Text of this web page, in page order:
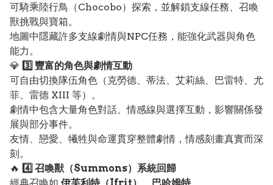
可騎乘陸行鳥（Chocobo）探索，並解鎖支線任務、召喚
獸挑戰與寶箱。
地圖中隱藏許多支線劇情與NPC任務，能強化武器與角色
能力。
💎 3️⃣ 豐富的角色與劇情互動
可自由切換隊伍角色（克勞德、蒂法、艾莉絲、巴雷特、尤
菲、雷德 XIII 等）。
劇情中包含大量角色對話、情感線與選擇互動，影響關係發
展與部分事件。
友情、戀愛、犧牲與命運貫穿整體劇情，情感刻畫真實而深
刻。
🔥 4️⃣ 召喚獸（Summons）系統回歸